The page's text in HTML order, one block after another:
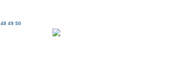
48 49 50